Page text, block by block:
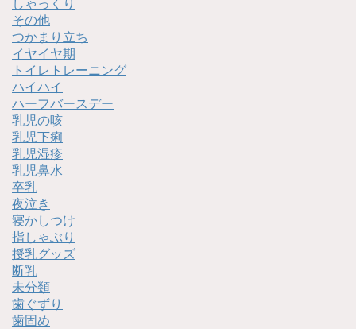
しゃっくり
その他
つかまり立ち
イヤイヤ期
トイレトレーニング
ハイハイ
ハーフバースデー
乳児の咳
乳児下痢
乳児湿疹
乳児鼻水
卒乳
夜泣き
寝かしつけ
指しゃぶり
授乳グッズ
断乳
未分類
歯ぐずり
歯固め